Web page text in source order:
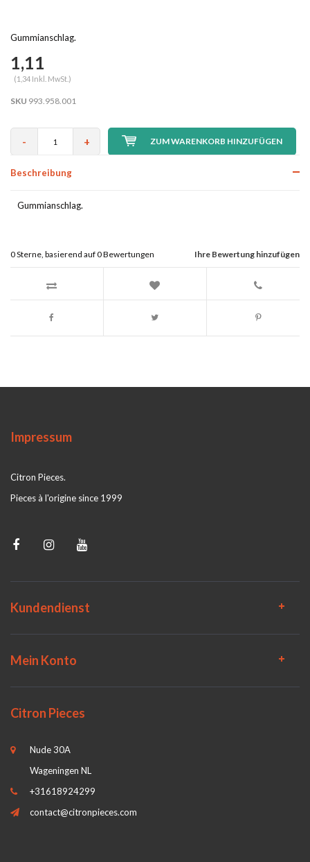
Gummianschlag.
1,11
(1,34 Inkl. MwSt.)
SKU 993.958.001
- + ZUM WARENKORB HINZUFÜGEN
Beschreibung
Gummianschlag.
Ihre Bewertung hinzufügen
0Sterne, basierend auf0Bewertungen
Impressum
Citron Pieces.
Pieces à l'origine since 1999
Kundendienst
Mein Konto
Citron Pieces
Nude 30A
Wageningen NL
+31618924299
contact@citronpieces.com